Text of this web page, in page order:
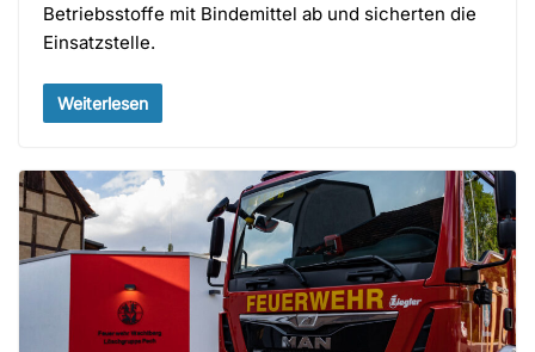
Betriebsstoffe mit Bindemittel ab und sicherten die
Einsatzstelle.
Weiterlesen